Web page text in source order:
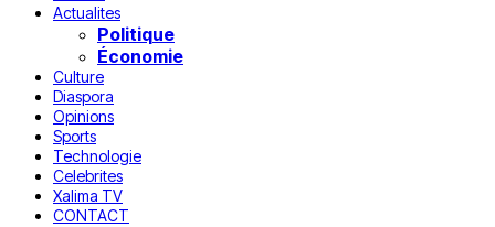
Actualites
Politique
Économie
Culture
Diaspora
Opinions
Sports
Technologie
Celebrites
Xalima TV
CONTACT